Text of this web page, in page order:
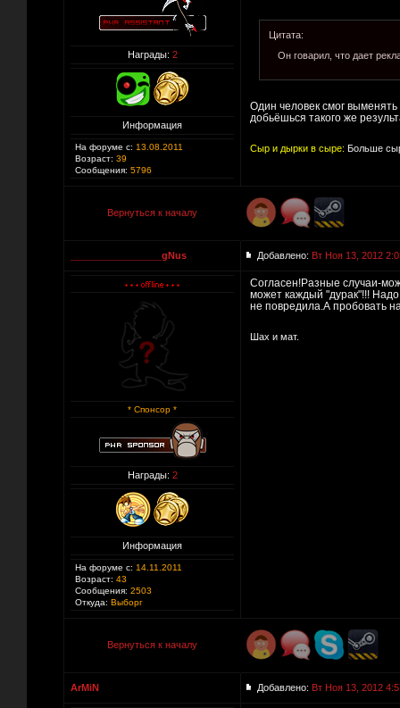
Награды: 2
Информация
На форуме с: 13.08.2011
Возраст: 39
Сообщения: 5796
Цитата:
Он говарил, что дает
Один человек смог
добьёшься такого же
Сыр и дырки в сыре: Больше
Вернуться к началу
_________________gNus Добавлено: Вт Ноя 13, 2012
* Спонсор *
Награды: 2
Информация
На форуме с: 14.11.2011
Возраст: 43
Сообщения: 2503
Откуда: Выборг
Согласен!Разные случаи-
может каждый "дурак"!!!
не повредила.А
Шах и мат.
Вернуться к началу
ArMiN Добавлено: Вт Ноя 13, 2012